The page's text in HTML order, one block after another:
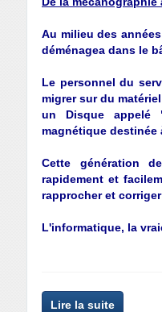
Au milieu des
déménagea dans le
Le personnel du
migrer sur du
un Disque appelé
magnétique destinée
Cette génération
rapidement et
rapprocher et
L'informatique, la
Lire la suite